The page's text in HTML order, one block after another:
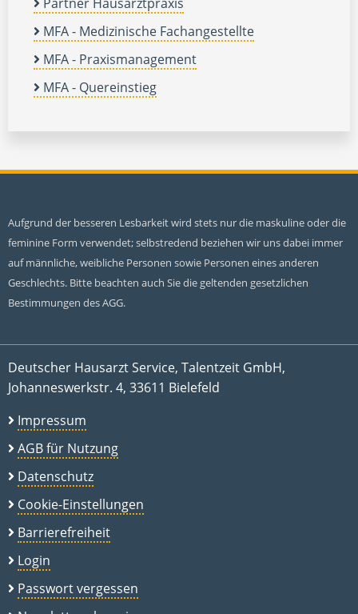
MFA - Medizinische Fachangestellte
MFA - Praxismanagement
MFA - Quereinstieg
Aufgrund der besseren Lesbarkeit wird stets nur die maskuline oder die
feminine Form verwendet; selbstredend beziehen wir uns dabei immer
auf männliche, weibliche Personen sowie Personen eines anderen
Geschlechts. Bitte beachten auch Sie die geltenden gesetzlichen
Bestimmungen des AGG.
Deutscher Hausarzt Service, Talentzeit GmbH,
Johanneswerkstr. 4, 33611 Bielefeld
Impressum
AGB für Nutzung
Datenschutz
Cookie-Einstellungen
Barrierefreiheit
Login
Passwort vergessen